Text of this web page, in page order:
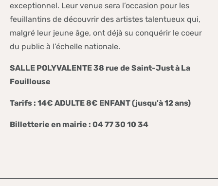
exceptionnel. Leur venue sera l’occasion pour les
feuillantins de découvrir des artistes talentueux qui,
malgré leur jeune âge, ont déjà su conquérir le coeur
du public à l’échelle nationale.
SALLE POLYVALENTE 38 rue de Saint-Just à La
Fouillouse
Tarifs : 14€ ADULTE 8€ ENFANT (jusqu'à 12 ans)
Billetterie en mairie : 04 77 30 10 34